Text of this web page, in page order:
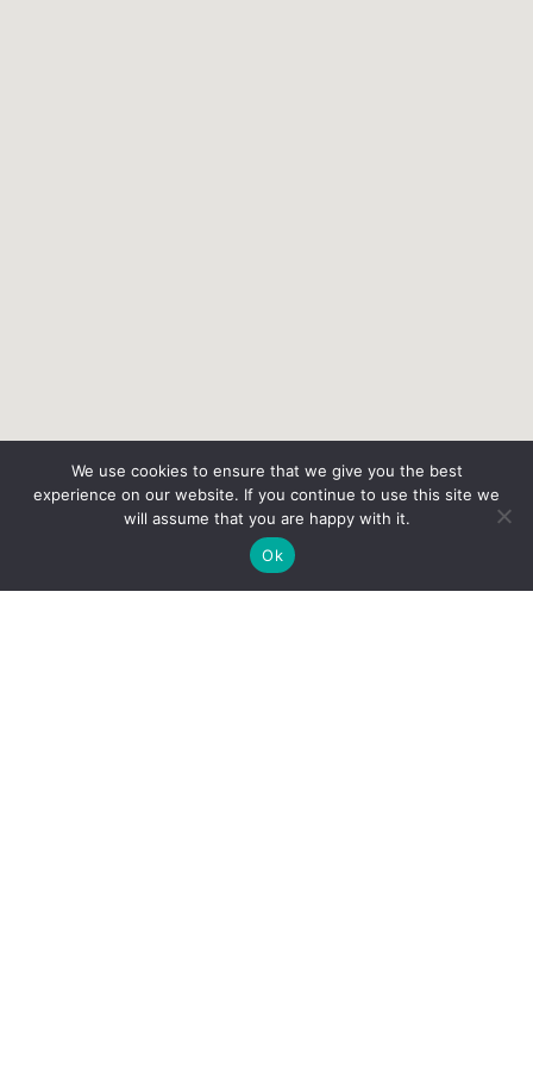
We use cookies to ensure that we give you the best
experience on our website. If you continue to use this site we
will assume that you are happy with it.
Ok